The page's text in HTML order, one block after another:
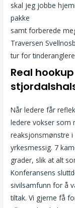
skal jeg jobbe
pakke
samt forberede
Traversen
tur for
Real
Når ledere får
ledere vokser som
reaksjonsmønstre
yrkesmessig. 7
grader, slik at alt
Konferansens
sivilsamfunn for å
tiltak. Vi gjerne få